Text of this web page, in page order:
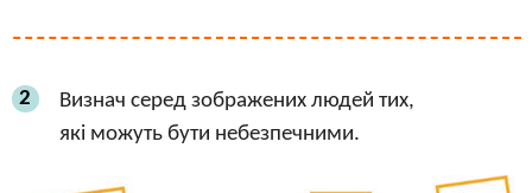
2
Визнач серед зображених людей тих,
які можуть бути небезпечними.